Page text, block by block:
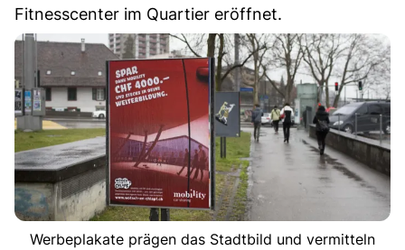
Fitnesscenter im Quartier eröffnet.
Werbeplakate prägen das Stadtbild und vermitteln